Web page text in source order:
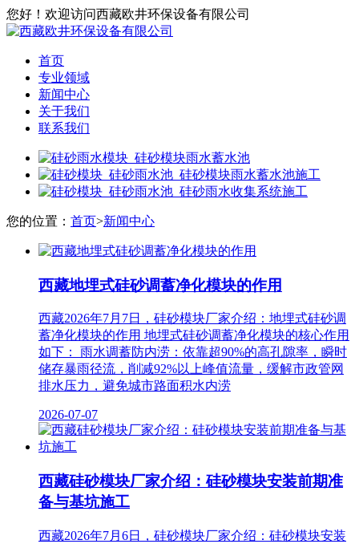
您好！欢迎访问西藏欧井环保设备有限公司
首页
专业领域
新闻中心
关于我们
联系我们
您的位置： 首页>新闻中心
西藏地埋式硅砂调蓄净化模块的作用
西藏2026年7月7日，硅砂模块厂家介绍：地埋式硅砂调
蓄净化模块的作用 地埋式硅砂调蓄净化模块的核心作用
如下： 雨水调蓄防内涝‌：依靠超90%的高孔隙率，瞬时
储存暴雨径流，削减92%以上峰值流量，缓解市政管网
排水压力，避免城市路面积水内涝
2026-07-07
西藏硅砂模块厂家介绍：硅砂模块安装前期准
备与基坑施工
西藏2026年7月6日，硅砂模块厂家介绍：硅砂模块安装